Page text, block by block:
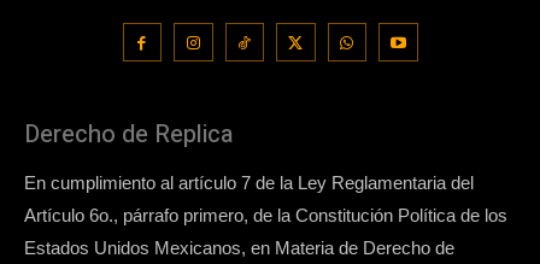
Derecho de Replica
En cumplimiento al artículo 7 de la Ley Reglamentaria del
Artículo 6o., párrafo primero, de la Constitución Política de los
Estados Unidos Mexicanos, en Materia de Derecho de